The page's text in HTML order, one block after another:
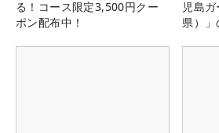
る！コース限定3,500円クー
ポン配布中！
児島
県）」